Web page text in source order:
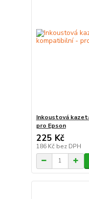
Inkoustová
pro Epson
225 Kč
186 Kč bez DPH